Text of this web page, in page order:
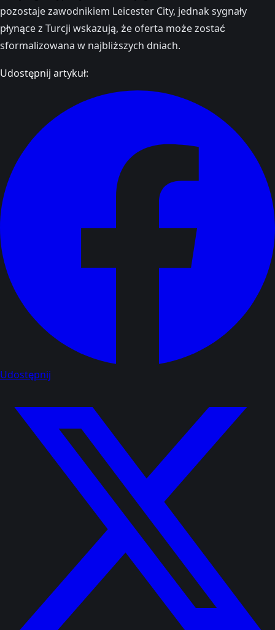
pozostaje zawodnikiem Leicester City, jednak sygnały
płynące z Turcji wskazują, że oferta może zostać
sformalizowana w najbliższych dniach.
Udostępnij artykuł:
Udostępnij